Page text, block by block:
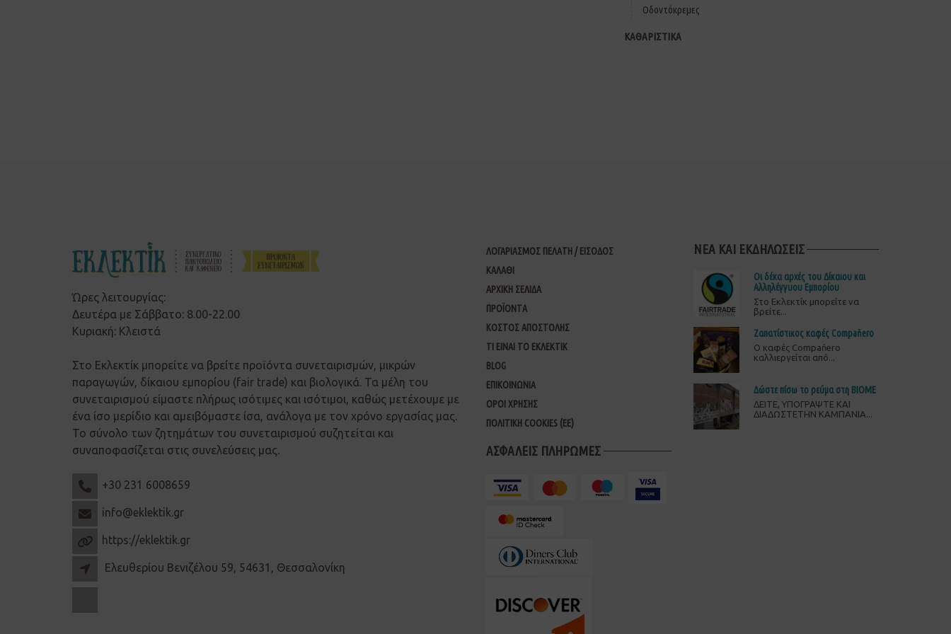
Οδοντόκρεμες
ΚΑΘΑΡΙΣΤΙΚΑ
Ώρες λειτουργίας:
Δευτέρα με Σάββατο: 8.00-22.00
Κυριακή: Κλειστά
Στο Εκλεκτίκ μπορείτε να βρείτε προϊόντα συνεταιρισμών, μικρών
παραγωγών, δίκαιου εμπορίου (fair trade) και βιολογικά. Τα μέλη του
συνεταιρισμού είμαστε πλήρως ισότιμες και ισότιμοι, καθώς μετέχουμε με
ένα ίσο μερίδιο και αμειβόμαστε ίσα, ανάλογα με τον χρόνο εργασίας μας.
Το σύνολο των ζητημάτων του συνεταιρισμού συζητείται και
συναποφασίζεται στις συνελεύσεις μας.
+30 231 6008659
info@eklektik.gr
https://eklektik.gr
Ελευθερίου Βενιζέλου 59, 54631, Θεσσαλονίκη
ΛΟΓΑΡΙΑΣΜΟΣ ΠΕΛΑΤΗ / ΕΙΣΟΔΟΣ
ΚΑΛΑΘΙ
ΑΡΧΙΚΗ ΣΕΛΙΔΑ
ΠΡΟΪΟΝΤΑ
ΚΟΣΤΟΣ ΑΠΟΣΤΟΛΗΣ
ΤΙ ΕΙΝΑΙ ΤΟ ΕΚΛΕΚΤΙΚ
BLOG
ΕΠΙΚΟΙΝΩΝΙΑ
ΟΡΟΙ ΧΡΗΣΗΣ
ΠΟΛΙΤΙΚΗ COOKIES (ΕΕ)
ΑΣΦΑΛΕΙΣ ΠΛΗΡΩΜΕΣ
ΝΕΑ ΚΑΙ ΕΚΔΗΛΩΣΕΙΣ
Οι δέκα αρχές του Δίκαιου και
Αλληλέγγυου Εμπορίου
Στο Εκλεκτίκ μπορείτε να
βρείτε...
Ζαπατίστικος καφές Compaňero
O καφές Compaňero
καλλιεργείται από...
Δώστε πίσω το ρεύμα στη ΒΙΟΜΕ
ΔΕΙΤΕ, ΥΠΟΓΡΑΨΤΕ ΚΑΙ
ΔΙΑΔΩΣΤΕΤΗΝ ΚΑΜΠΑΝΙΑ...